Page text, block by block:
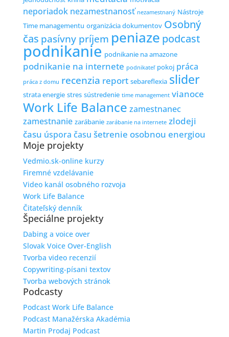
neporiadok nezamestnanosť nezamestnaný Nástroje
Time managementu organizácia dokumentov Osobný
čas pasívny príjem peniaze podcast
podnikanie podnikanie na amazone
podnikanie na internete podnikateľ pokoj práca
práca z domu recenzia report sebareflexia slider
strata energie stres sústredenie time management vianoce
Work Life Balance zamestnanec
zamestnanie zarábanie zarábanie na internete zlodeji
času úspora času šetrenie osobnou energiou
Moje projekty
Vedmio.sk-online kurzy
Firemné vzdelávanie
Video kanál osobného rozvoja
Work Life Balance
Čitateľský denník
Špeciálne projekty
Dabing a voice over
Slovak Voice Over-English
Tvorba video recenzií
Copywriting-písani textov
Tvorba webových stránok
Podcasty
Podcast Work Life Balance
Podcast Manažérska Akadémia
Martin Prodaj Podcast